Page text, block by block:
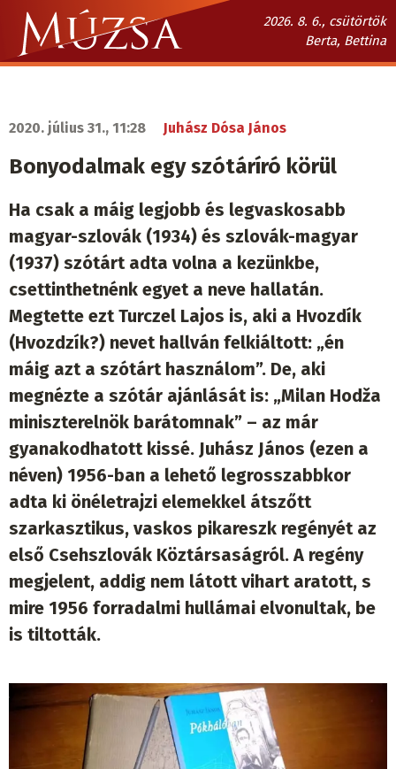
Ugrás
tartalomra
2026. 8. 6., csütörtök
Berta, Bettina
Múzsa.sk
navigáció
2020. július 31., 11:28 Juhász Dósa János
Bonyodalmak egy szótáríró körül
Ha csak a máig legjobb és legvaskosabb
magyar-szlovák (1934) és szlovák-magyar
(1937) szótárt adta volna a kezünkbe,
csettinthetnénk egyet a neve hallatán.
Megtette ezt Turczel Lajos is, aki a Hvozdík
(Hvozdzík?) nevet hallván felkiáltott: „én
máig azt a szótárt használom”. De, aki
megnézte a szótár ajánlását is: „Milan Hodža
miniszterelnök barátomnak” – az már
gyanakodhatott kissé. Juhász János (ezen a
néven) 1956-ban a lehető legrosszabbkor
adta ki önéletrajzi elemekkel átszőtt
szarkasztikus, vaskos pikareszk regényét az
első Csehszlovák Köztársaságról. A regény
megjelent, addig nem látott vihart aratott, s
mire 1956 forradalmi hullámai elvonultak, be
is tiltották.